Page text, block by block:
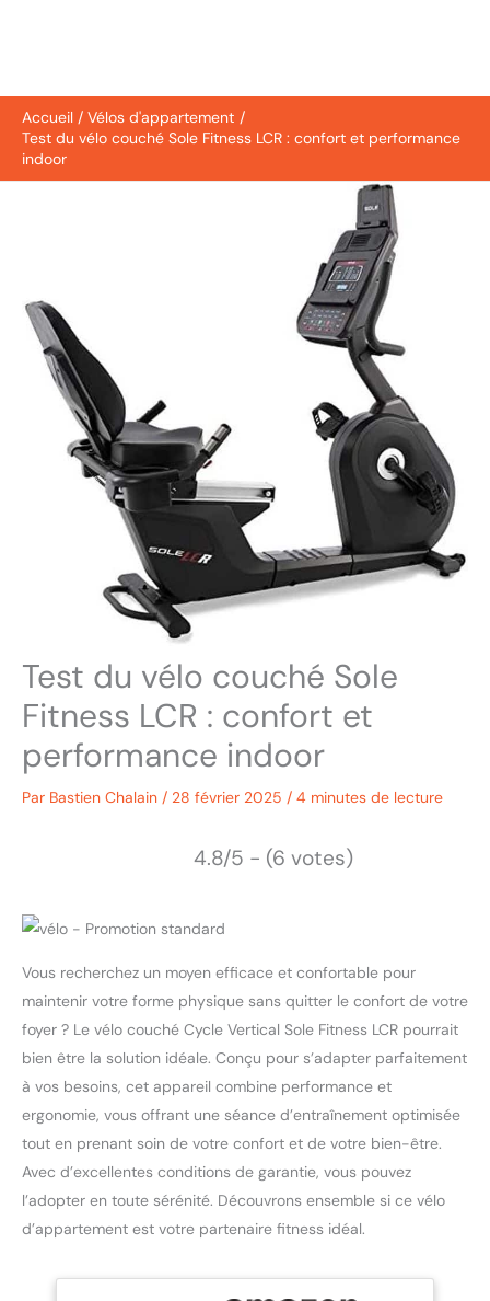
Accueil
Vélos d'appartement
Test du vélo couché Sole Fitness LCR : confort et performance
indoor
Test du vélo couché Sole
Fitness LCR : confort et
performance indoor
Par Bastien Chalain / 28 février 2025 / 4 minutes de lecture
4.8/5 - (6 votes)
Vous recherchez un moyen efficace et confortable pour
maintenir votre forme physique sans quitter le confort de votre
foyer ? Le vélo couché Cycle Vertical Sole Fitness LCR pourrait
bien être la solution idéale. Conçu pour s’adapter parfaitement
à vos besoins, cet appareil combine performance et
ergonomie, vous offrant une séance d’entraînement optimisée
tout en prenant soin de votre confort et de votre bien-être.
Avec d’excellentes conditions de garantie, vous pouvez
l’adopter en toute sérénité. Découvrons ensemble si ce vélo
d’appartement est votre partenaire fitness idéal.